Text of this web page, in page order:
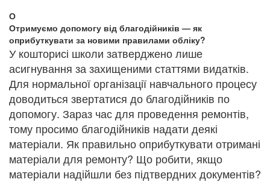
О
Отримуємо допомогу від благодійників — як
оприбуткувати за новими правилами обліку?
У кошторисі школи затверджено лише
асигнування за захищеними статтями видатків.
Для нормальної організації навчального процесу
доводиться звертатися до благодійників по
допомогу. Зараз час для проведення ремонтів,
тому просимо благодійників надати деякі
матеріали. Як правильно оприбуткувати отримані
матеріали для ремонту? Що робити, якщо
матеріали надійшли без підтвердних документів?